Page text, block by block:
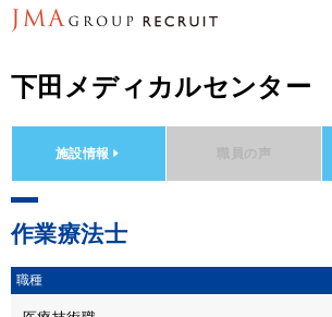
下田メディカルセンター
施設情報
作業療法士
職種